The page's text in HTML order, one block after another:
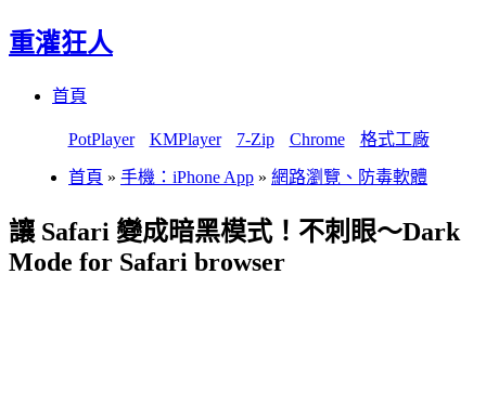
重灌狂人
首頁
PotPlayer KMPlayer 7-Zip Chrome 格式工廠
首頁 » 手機：iPhone App » 網路瀏覽、防毒軟體
讓 Safari 變成暗黑模式！不刺眼～Dark
Mode for Safari browser